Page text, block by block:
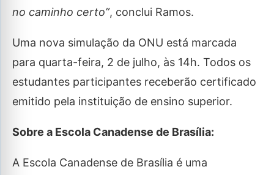
no caminho certo”, conclui Ramos.
Uma nova simulação da ONU está marcada
para quarta-feira, 2 de julho, às 14h. Todos os
estudantes participantes receberão certificado
emitido pela instituição de ensino superior.
Sobre a Escola Canadense de Brasília:
A Escola Canadense de Brasília é uma